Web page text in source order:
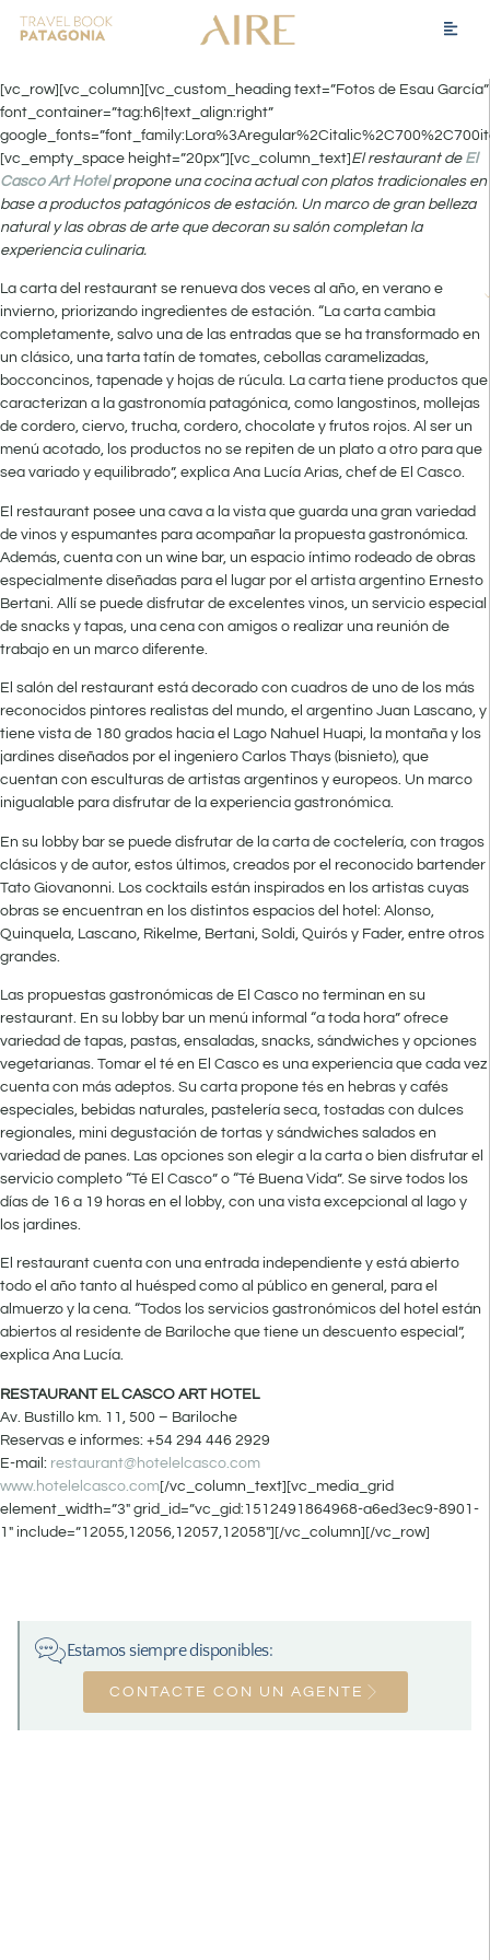
[vc_row][vc_column][vc_custom_heading text=”Fotos de Esau García”
font_container=”tag:h6|text_align:right”
[vc_empty_space height=”20px”][vc_column_text] El restaurant de El
Casco Art Hotelpropone una cocina actual con platos tradicionales en
base a productos patagónicos de estación. Un marco de gran belleza
natural y las obras de arte que decoran su salón completan la
experiencia culinaria.
La carta del restaurant se renueva dos veces al año, en verano e
invierno, priorizando ingredientes de estación. “La carta cambia
completamente, salvo una de las entradas que se ha transformado en
un clásico, una tarta tatín de tomates, cebollas caramelizadas,
bocconcinos, tapenade y hojas de rúcula. La carta tiene productos que
caracterizan a la gastronomía patagónica, como langostinos, mollejas
de cordero, ciervo, trucha, cordero, chocolate y frutos rojos. Al ser un
menú acotado, los productos no se repiten de un plato a otro para que
sea variado y equilibrado”, explica Ana Lucía Arias, chef de El Casco.
El restaurant posee una cava a la vista que guarda una gran variedad
de vinos y espumantes para acompañar la propuesta gastronómica.
Además, cuenta con un wine bar, un espacio íntimo rodeado de obras
especialmente diseñadas para el lugar por el artista argentino Ernesto
Bertani. Allí se puede disfrutar de excelentes vinos, un servicio especial
de snacks y tapas, una cena con amigos o realizar una reunión de
trabajo en un marco diferente.
El salón del restaurant está decorado con cuadros de uno de los más
reconocidos pintores realistas del mundo, el argentino Juan Lascano, y
tiene vista de 180 grados hacia el Lago Nahuel Huapi, la montaña y los
jardines diseñados por el ingeniero Carlos Thays (bisnieto), que
cuentan con esculturas de artistas argentinos y europeos. Un marco
inigualable para disfrutar de la experiencia gastronómica.
En su lobby bar se puede disfrutar de la carta de coctelería, con tragos
clásicos y de autor, estos últimos, creados por el reconocido bartender
Tato Giovanonni. Los cocktails están inspirados en los artistas cuyas
obras se encuentran en los distintos espacios del hotel: Alonso,
Quinquela, Lascano, Rikelme, Bertani, Soldi, Quirós y Fader, entre otros
grandes.
Las propuestas gastronómicas de El Casco no terminan en su
restaurant. En su lobby bar un menú informal “a toda hora” ofrece
variedad de tapas, pastas, ensaladas, snacks, sándwiches y opciones
vegetarianas. Tomar el té en El Casco es una experiencia que cada vez
cuenta con más adeptos. Su carta propone tés en hebras y cafés
especiales, bebidas naturales, pastelería seca, tostadas con dulces
regionales, mini degustación de tortas y sándwiches salados en
variedad de panes. Las opciones son elegir a la carta o bien disfrutar el
servicio completo “Té El Casco” o “Té Buena Vida”. Se sirve todos los
días de 16 a 19 horas en el lobby, con una vista excepcional al lago y
los jardines.
El restaurant cuenta con una entrada independiente y está abierto
todo el año tanto al huésped como al público en general, para el
almuerzo y la cena. “Todos los servicios gastronómicos del hotel están
abiertos al residente de Bariloche que tiene un descuento especial”,
explica Ana Lucía.
RESTAURANT EL CASCO ART HOTEL
Av. Bustillo km. 11, 500 – Bariloche
Reservas e informes: +54 294 446 2929
E-mail: restaurant@hotelelcasco.com
www.hotelelcasco.com[/vc_column_text][vc_media_grid
element_width=”3″ grid_id=”vc_gid:1512491864968-a6ed3ec9-8901-
1″ include=”12055,12056,12057,12058″][/vc_column][/vc_row]
Estamos siempre disponibles:
CONTACTE CON UN AGENTE